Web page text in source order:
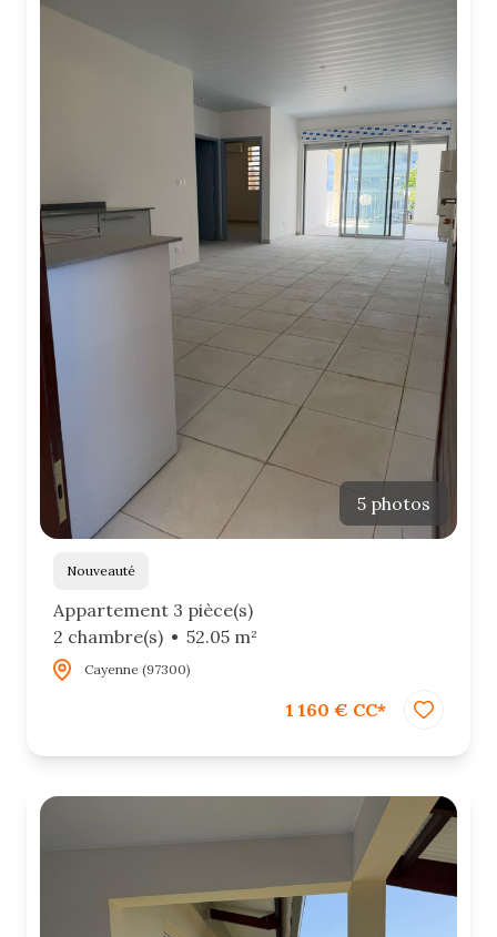
5 photos
Nouveauté
Appartement 3 pièce(s)
2 chambre(s)
52.05 m²
Cayenne (97300)
1 160 € CC*